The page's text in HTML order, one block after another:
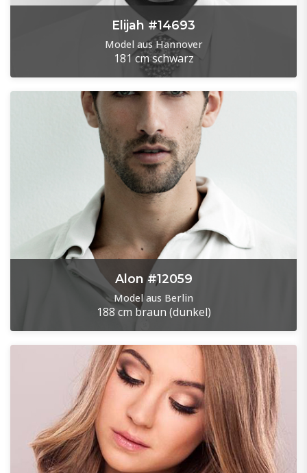
Elijah #14693
Model aus Hannover
181 cm schwarz
Alon #12059
Model aus Berlin
188 cm braun (dunkel)